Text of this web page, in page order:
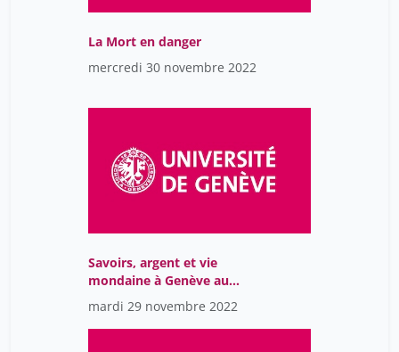
La Mort en danger
mercredi 30 novembre 2022
Savoirs, argent et vie
mondaine à Genève au
XVIIIe siècle: la pratique
médicale du docteur
Louis Odier (1748-1817)
mardi 29 novembre 2022